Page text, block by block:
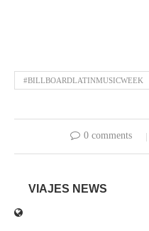
#BILLBOARDLATINMUSICWEEK
0 comments
VIAJES NEWS